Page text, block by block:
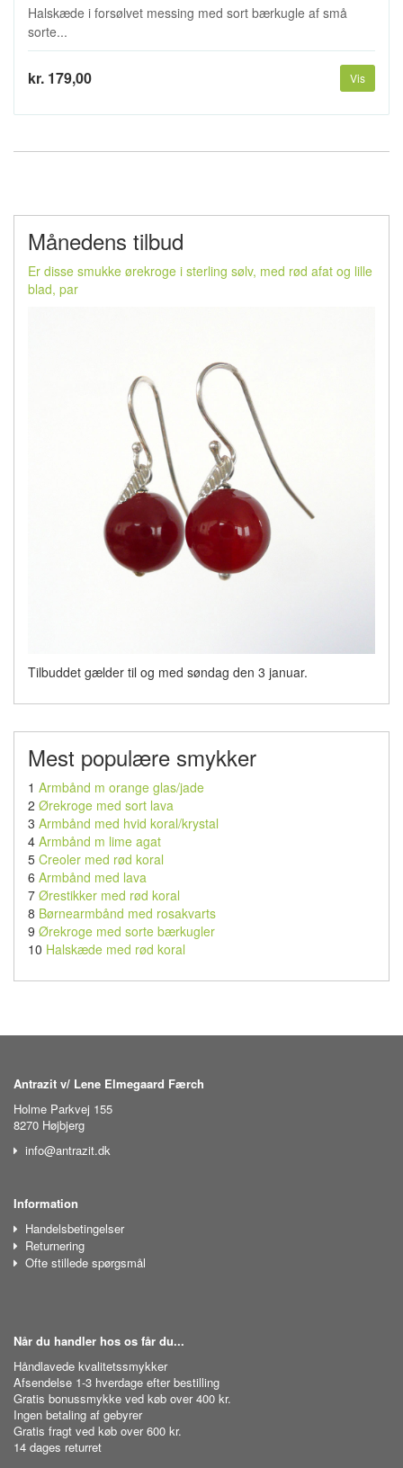
Halskæde i forsølvet messing med sort bærkugle af små
sorte...
kr. 179,00 Vis
Månedens tilbud
Er disse smukke ørekroge i sterling sølv, med rød afat og lille
blad, par
Tilbuddet gælder til og med søndag den 3 januar.
Mest populære smykker
1 Armbånd m orange glas/jade
2 Ørekroge med sort lava
3 Armbånd med hvid koral/krystal
4 Armbånd m lime agat
5 Creoler med rød koral
6 Armbånd med lava
7 Ørestikker med rød koral
8 Børnearmbånd med rosakvarts
9 Ørekroge med sorte bærkugler
10 Halskæde med rød koral
Antrazit v/ Lene Elmegaard Færch
Holme Parkvej 155
8270 Højbjerg
info@antrazit.dk
Information
Handelsbetingelser
Returnering
Ofte stillede spørgsmål
Når du handler hos os får du...
Håndlavede kvalitetssmykker
Afsendelse 1-3 hverdage efter bestilling
Gratis bonussmykke ved køb over 400 kr.
Ingen betaling af gebyrer
Gratis fragt ved køb over 600 kr.
14 dages returret